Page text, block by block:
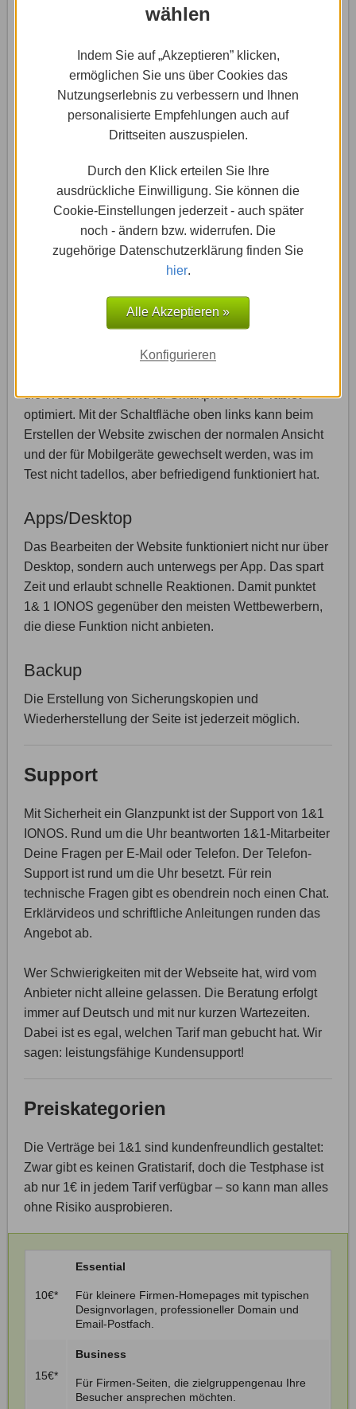
wählen
Indem Sie auf „Akzeptieren” klicken,
ermöglichen Sie uns über Cookies das
Nutzungserlebnis zu verbessern und Ihnen
personalisierte Empfehlungen auch auf
Drittseiten auszuspielen.
Durch den Klick erteilen Sie Ihre
ausdrückliche Einwilligung. Sie können die
Cookie-Einstellungen jederzeit - auch später
noch - ändern bzw. widerrufen. Die
zugehörige Datenschutzerklärung finden Sie
hier.
Alle Akzeptieren »
Konfigurieren
Positionierung gestaltete sich dann aber mitunter
Hervorragend gelöst ist hingegen die weitere
Bearbeitung des Elements. Hierfür muss man nicht in
die Bearbeitungsleiste wechseln, sondern kann alles
direkt am Element erledigen. Auch Englischkenntnisse
sind bei 1&1 IONOS nicht notwendig, weil die gesamte
Nutzeroberfläche und alle Anleitungen in deutscher
Sprache verfasst sind.
Einstellungen
Die zahlreichen Einstellungsmöglichkeiten könnten für
Einsteiger zunächst für etwas Verwirrung sorgen,
bieten dafür aber auch viele
funktioniert die Bearbeitung sehr gut. Die Homepage
die Webseite und sind für Smartphone und Tablet
optimiert. Mit der Schaltfläche oben links kann beim
Erstellen der Website zwischen der normalen Ansicht
und der für Mobilgeräte gewechselt werden, was im
Test nicht tadellos, aber befriedigend funktioniert hat.
Apps/Desktop
Das Bearbeiten der Website funktioniert nicht nur über
Desktop, sondern auch unterwegs per App. Das spart
Zeit und erlaubt schnelle Reaktionen. Damit punktet
1& 1 IONOS gegenüber den meisten Wettbewerbern,
die diese Funktion nicht anbieten.
Backup
Die Erstellung von Sicherungskopien und
Wiederherstellung der Seite ist jederzeit möglich.
Support
Mit Sicherheit ein Glanzpunkt ist der Support von 1&1
IONOS. Rund um die Uhr beantworten 1&1-Mitarbeiter
Deine Fragen per E-Mail oder Telefon. Der Telefon-
Support ist rund um die Uhr besetzt. Für rein
technische Fragen gibt es obendrein noch einen Chat.
Erklärvideos und schriftliche Anleitungen runden das
Angebot ab.
Wer Schwierigkeiten mit der Webseite hat, wird vom
Anbieter nicht alleine gelassen. Die Beratung erfolgt
immer auf Deutsch und mit nur kurzen Wartezeiten.
Dabei ist es egal, welchen Tarif man gebucht hat. Wir
sagen: leistungsfähige Kundensupport!
Preiskategorien
Die Verträge bei 1&1 sind kundenfreundlich gestaltet:
Zwar gibt es keinen Gratistarif, doch die Testphase ist
ab nur 1€ in jedem Tarif verfügbar – so kann man alles
ohne Risiko ausprobieren.
10€*
Essential
Für kleinere Firmen-Homepages mit typischen
Designvorlagen, professioneller Domain und
Email-Postfach.
15€*
Business
Für Firmen-Seiten, die zielgruppengenau Ihre
Besucher ansprechen möchten.